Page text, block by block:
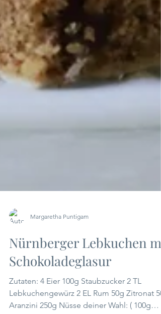
Nürnberger Lebkuchen mit
Schokoladeglasur
Zutaten: 4 Eier 100g Staubzucker 2 TL
Lebkuchengewürz 2 EL Rum 50g Zitronat